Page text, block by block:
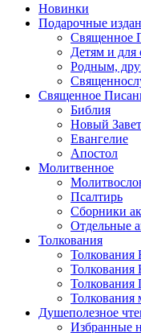
Новинки
Подарочные
Священное
Детям и для
Родным,
Священное
Библия
Новый Завет
Евангелие
Апостол
Молитвенное
Псалтирь
Сборники
Отдельные
Толкования
Толкования
Толкования
Толкования
Толкования
Душеполезное
Избранные